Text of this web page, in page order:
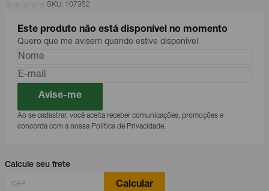
SKU: 107352
Este produto não está disponível no momento
Quero que me avisem quando estive disponível
Avise-me
Ao se cadastrar, você aceita receber comunicações, promoções e
concorda com a nossa Política de Privacidade.
Calcule seu frete
Calcular